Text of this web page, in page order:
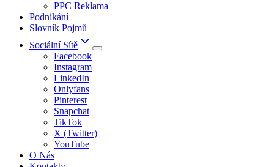
PPC Reklama
Podnikání
Slovník Pojmů
Sociální Sítě
Facebook
Instagram
LinkedIn
Onlyfans
Pinterest
Snapchat
TikTok
X (Twitter)
YouTube
O Nás